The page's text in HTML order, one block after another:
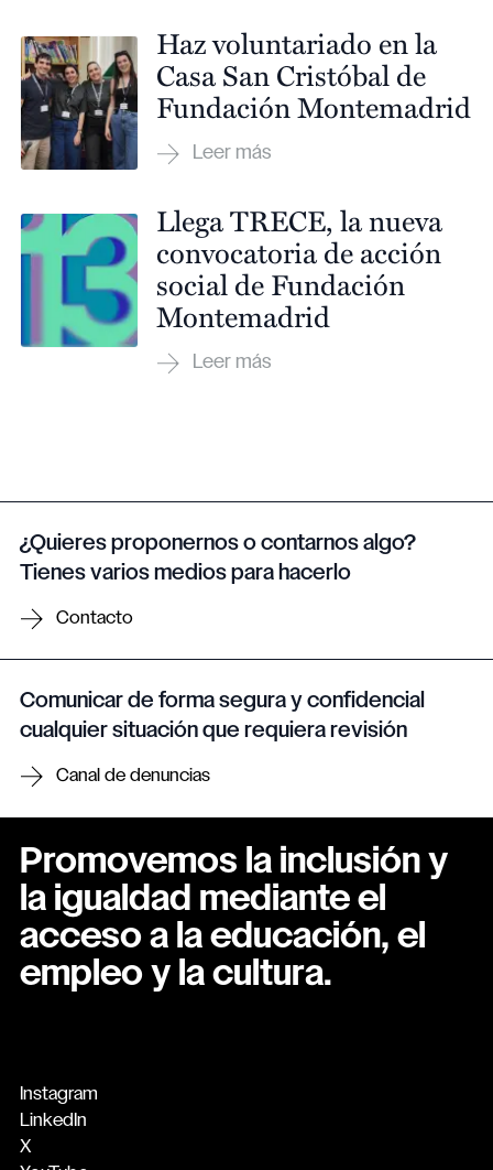
Haz voluntariado en la
Casa San Cristóbal de
Fundación Montemadrid
Llega TRECE, la nueva
convocatoria de acción
social de Fundación
Montemadrid
¿Quieres proponernos o contarnos algo?
Tienes varios medios para hacerlo
Contacto
Comunicar de forma segura y confidencial
cualquier situación que requiera revisión
Canal de denuncias
Promovemos la inclusión y
la igualdad mediante el
acceso a la educación, el
empleo y la cultura.
Instagram
LinkedIn
X